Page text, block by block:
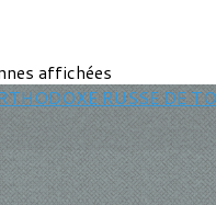
affichées